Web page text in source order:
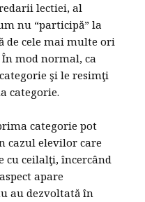
lectiei, al
nu “participă” la
de cele mai multe ori
În mod normal, ca
şi le resimţi
categorie.
categorie pot
cazul elevilor care
ceilalţi, încercând
apare
au dezvoltată în